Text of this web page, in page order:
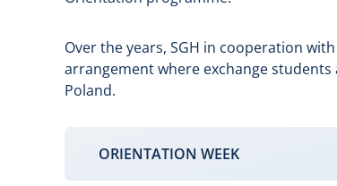
Over the years, SGH in cooperation
arrangement where exchange
Poland.
ORIENTATION WEEK